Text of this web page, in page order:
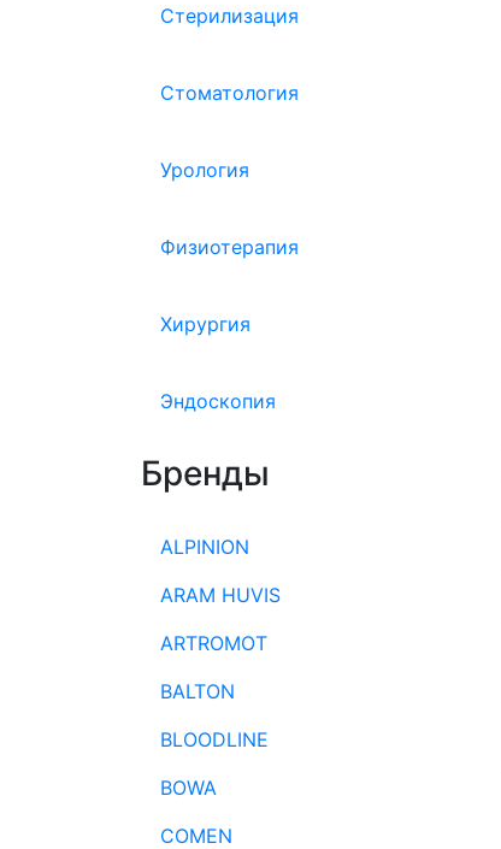
Стерилизация
Стоматология
Урология
Физиотерапия
Хирургия
Эндоскопия
Бренды
ALPINION
ARAM HUVIS
ARTROMOT
BALTON
BLOODLINE
BOWA
COMEN